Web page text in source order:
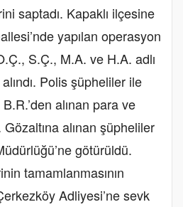
saptadı. Kapaklı ilçesine
yapılan operasyon
S.Ç., M.A. ve H.A. adlı
Polis şüpheliler ile
alınan para ve
alınan şüpheliler
götürüldü.
tamamlanmasının
Adliyesi’ne sevk